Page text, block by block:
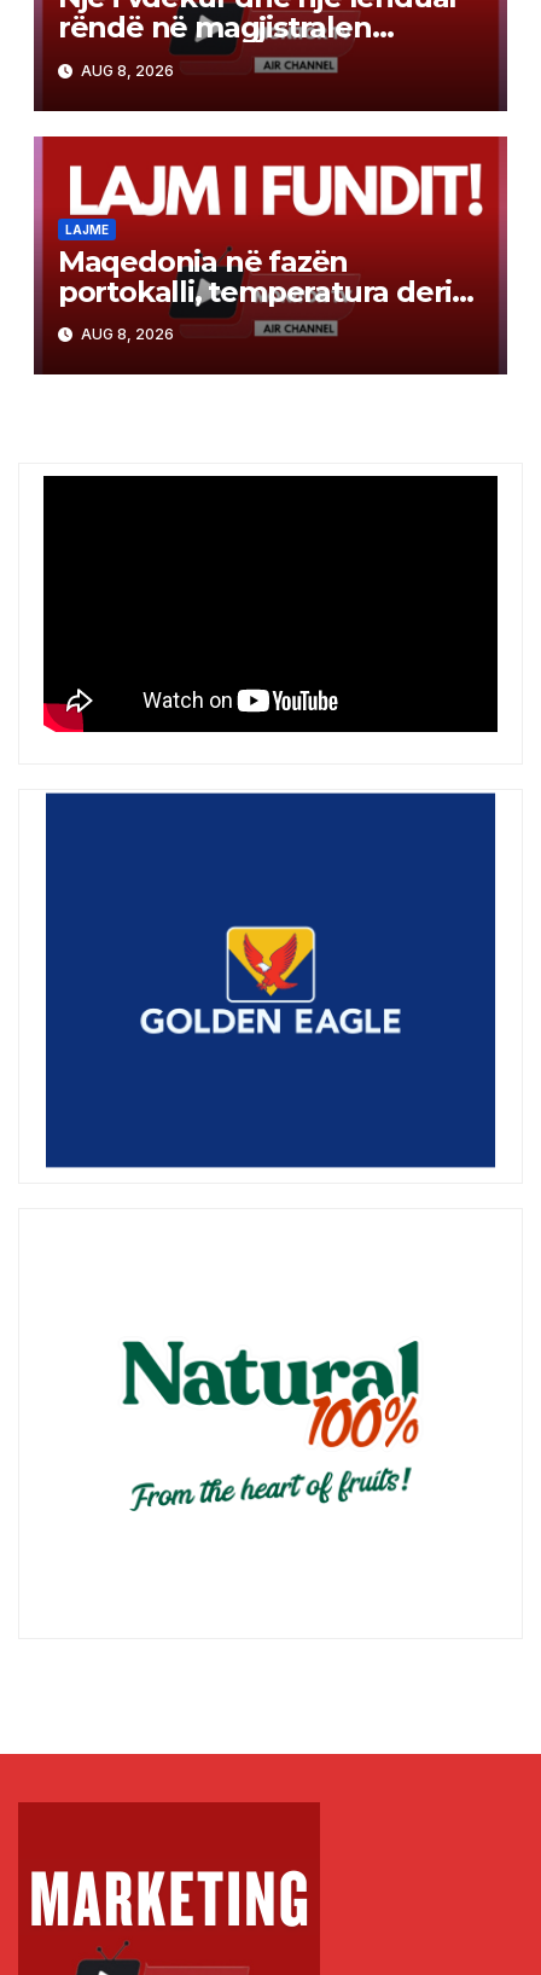
rëndë në magjistralen
Gostivar-Kërçovë
AUG 8, 2026
LAJME
Maqedonia në fazën
portokalli, temperatura deri
në 40°C, ISHP me
rekomandime për mbrojtje
shëndetësore
AUG 8, 2026